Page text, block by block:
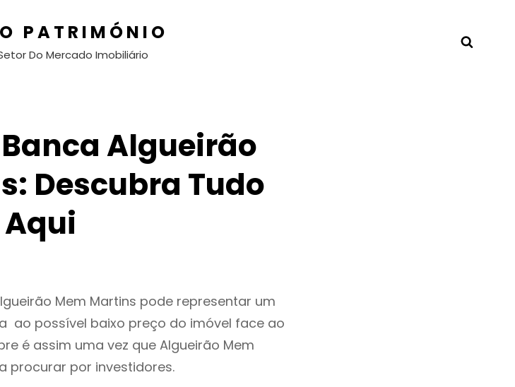
PATRIMÓNIO
Do Mercado Imobiliário
Algueirão
Descubra Tudo
Aqui
Mem Martins pode representar um
ao possível baixo preço do imóvel face ao
é assim uma vez que Algueirão Mem
procurar por investidores.